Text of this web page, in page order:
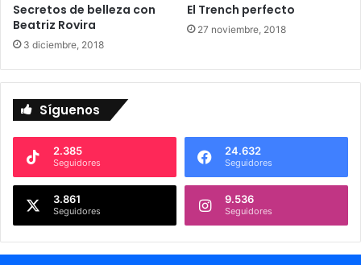
Secretos de belleza con
Beatriz Rovira
3 diciembre, 2018
El Trench perfecto
27 noviembre, 2018
Síguenos
2.385
Seguidores
24.632
Seguidores
3.861
Seguidores
9.536
Seguidores